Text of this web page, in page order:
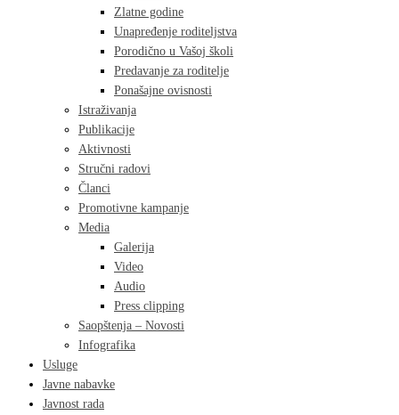
Zlatne godine
Unapređenje roditeljstva
Porodično u Vašoj školi
Predavanje za roditelje
Ponašajne ovisnosti
Istraživanja
Publikacije
Aktivnosti
Stručni radovi
Članci
Promotivne kampanje
Media
Galerija
Video
Audio
Press clipping
Saopštenja – Novosti
Infografika
Usluge
Javne nabavke
Javnost rada